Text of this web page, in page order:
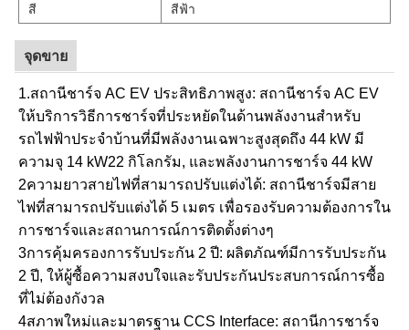
สี
สีฟ้า
จุดขาย
1.สถานีชาร์จ AC EV ประสิทธิภาพสูง: สถานีชาร์จ AC EV
ให้บริการวิธีการชาร์จที่ประหยัดในด้านพลังงานสําหรับ
รถไฟฟ้าประจําบ้านที่มีพลังงานเฉพาะสูงสุดถึง 44 kW มี
ความจุ 14 kW22 กิโลกรัม, และพลังงานการชาร์จ 44 kW
2ความยาวสายไฟที่สามารถปรับแต่งได้: สถานีชาร์จมีสาย
ไฟที่สามารถปรับแต่งได้ 5 เมตร เพื่อรองรับความต้องการใน
การชาร์จและสถานการณ์การติดตั้งต่างๆ
3การคุ้มครองการรับประกัน 2 ปี: ผลิตภัณฑ์มีการรับประกัน
2 ปี, ให้ผู้ซื้อความสงบใจและรับประกันประสบการณ์การซื้อ
ที่ไม่ต้องกังวล
4สภาพใหม่และมาตรฐาน CCS Interface: สถานีการชาร์จ